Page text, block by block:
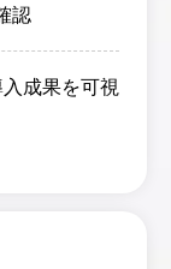
認
成果を可視